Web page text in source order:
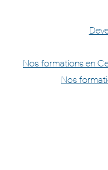
Nos formations en
Nos